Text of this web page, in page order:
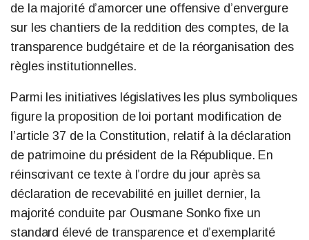
de la majorité d’amorcer une offensive d’envergure
sur les chantiers de la reddition des comptes, de la
transparence budgétaire et de la réorganisation des
règles institutionnelles.
Parmi les initiatives législatives les plus symboliques
figure la proposition de loi portant modification de
l’article 37 de la Constitution, relatif à la déclaration
de patrimoine du président de la République. En
réinscrivant ce texte à l’ordre du jour après sa
déclaration de recevabilité en juillet dernier, la
majorité conduite par Ousmane Sonko fixe un
standard élevé de transparence et d’exemplarité